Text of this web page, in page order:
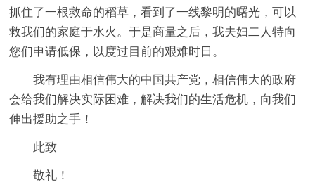
抓住了一根救命的稻草，看到了一线黎明的曙光，可以
救我们的家庭于水火。于是商量之后，我夫妇二人特向
您们申请低保，以度过目前的艰难时日。
我有理由相信伟大的中国共产党，相信伟大的政府
会给我们解决实际困难，解决我们的生活危机，向我们
伸出援助之手！
此致
敬礼！